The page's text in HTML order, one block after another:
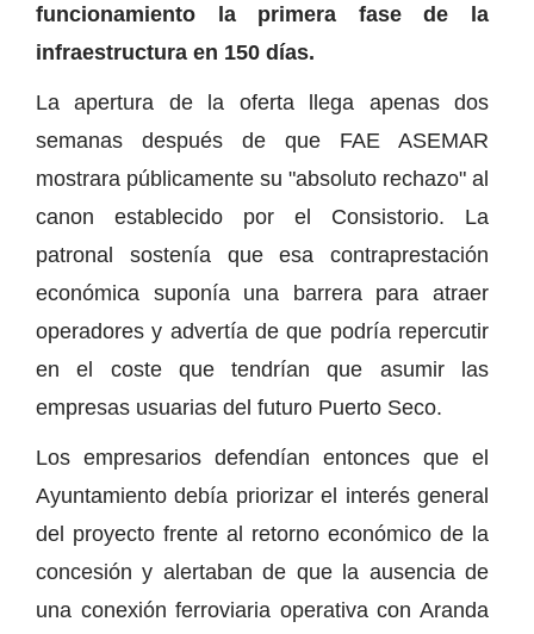
funcionamiento la primera fase de la
infraestructura en 150 días.
La apertura de la oferta llega apenas dos
semanas después de que FAE ASEMAR
mostrara públicamente su "absoluto rechazo" al
canon establecido por el Consistorio. La
patronal sostenía que esa contraprestación
económica suponía una barrera para atraer
operadores y advertía de que podría repercutir
en el coste que tendrían que asumir las
empresas usuarias del futuro Puerto Seco.
Los empresarios defendían entonces que el
Ayuntamiento debía priorizar el interés general
del proyecto frente al retorno económico de la
concesión y alertaban de que la ausencia de
una conexión ferroviaria operativa con Aranda